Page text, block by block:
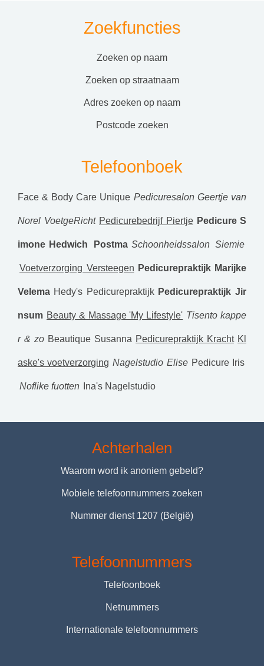
Zoekfuncties
zoeken op naam
zoeken op straatnaam
adres zoeken op naam
postcode zoeken
Telefoonboek
Face & Body Care Unique Pedicuresalon Geertje van
Norel VoetgeRicht Pedicurebedrijf Piertje Pedicure S
imone Hedwich Postma Schoonheidssalon Siemie
Voetverzorging Versteegen Pedicurepraktijk Marijke
Velema Hedy's Pedicurepraktijk Pedicurepraktijk Jir
nsum Beauty & Massage 'My Lifestyle' Tisento kappe
r & zo Beautique Susanna Pedicurepraktijk Kracht Kl
aske's voetverzorging Nagelstudio Elise Pedicure Iris
Noflike fuotten Ina's Nagelstudio
Achterhalen
Waarom word ik anoniem gebeld?
Mobiele telefoonnummers zoeken
Nummer dienst 1207 (België)
Telefoonnummers
Telefoonboek
Netnummers
Internationale telefoonnummers